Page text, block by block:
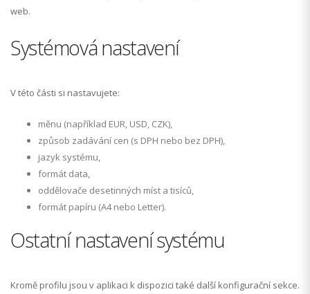
web.
Systémová nastavení
V této části si nastavujete:
měnu (například EUR, USD, CZK),
způsob zadávání cen (s DPH nebo bez DPH),
jazyk systému,
formát data,
oddělovače desetinných míst a tisíců,
formát papíru (A4 nebo Letter).
Ostatní nastavení systému
Kromě profilu jsou v aplikaci k dispozici také další konfigurační sekce.